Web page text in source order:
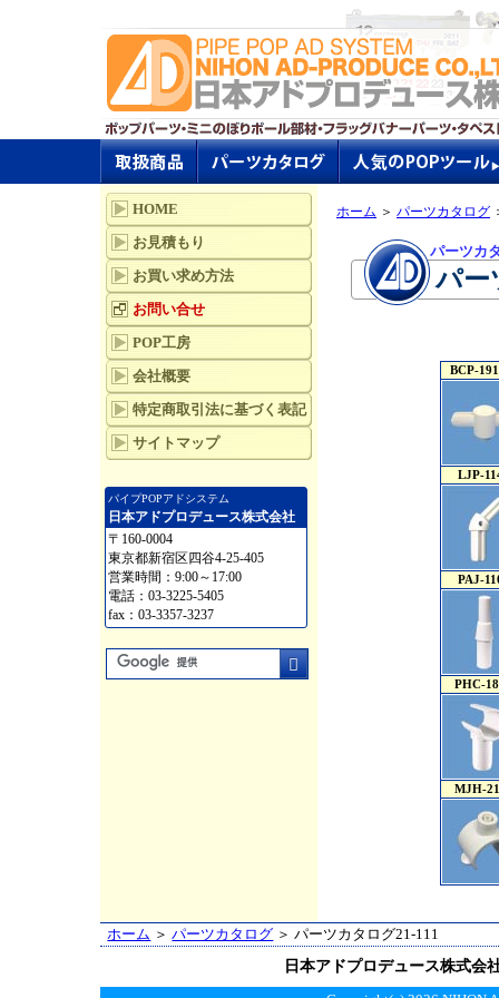
HOME
お見積もり
お買い求め方法
お問い合せ
POP工房
会社概要
特定商取引法に基づく表記
サイトマップ
パイプPOPアドシステム
日本アドプロデュース株式会社
〒160-0004
東京都新宿区四谷4-25-405
営業時間：9:00～17:00
電話：03-3225-5405
fax：03-3357-3237
ホーム ＞ パーツカタログ
パーツカ
パー
BCP-
LJP-
PAJ-
PHC-
MJH-
ホーム ＞パーツカタログ ＞ パーツカタログ21-111
日本アドプロデュース株式会